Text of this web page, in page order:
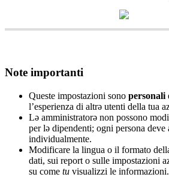
Note importanti
Queste impostazioni sono personali
l’esperienza di altrə utenti della tua
Lə amministratorə non possono
per lə dipendenti; ogni persona deve
individualmente.
Modificare la lingua o il formato
dati, sui report o sulle impostazioni
su come tu visualizzi le informazioni.